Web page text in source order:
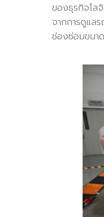
ของธุรกิจโล
จากการดูแล
ช่องซ่อมขนา